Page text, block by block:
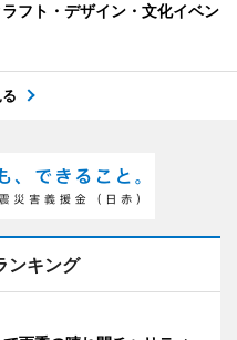
フト・デザイン・文化イベン
ンキング